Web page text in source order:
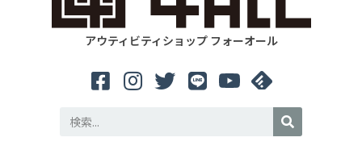
アウティビティショップ フォーオール